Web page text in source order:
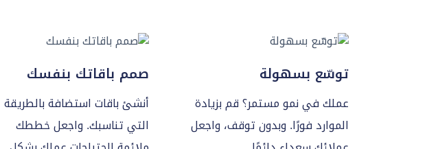
توسّع بسهولة
عملك في نمو مستمر؟ قم بزيادة
الموارد فورًا. وبدون توقف، واجعل
صمم باقاتك بنفسك
أنشئ باقات استضافة بالطريقة
التي تناسبك. واجعل خططك